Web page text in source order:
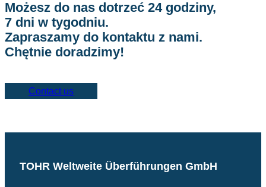
Możesz do nas dotrzeć 24 godziny,
7 dni w tygodniu.
Zapraszamy do kontaktu z nami.
Chętnie doradzimy!
Contact us
TOHR Weltweite Überführungen GmbH